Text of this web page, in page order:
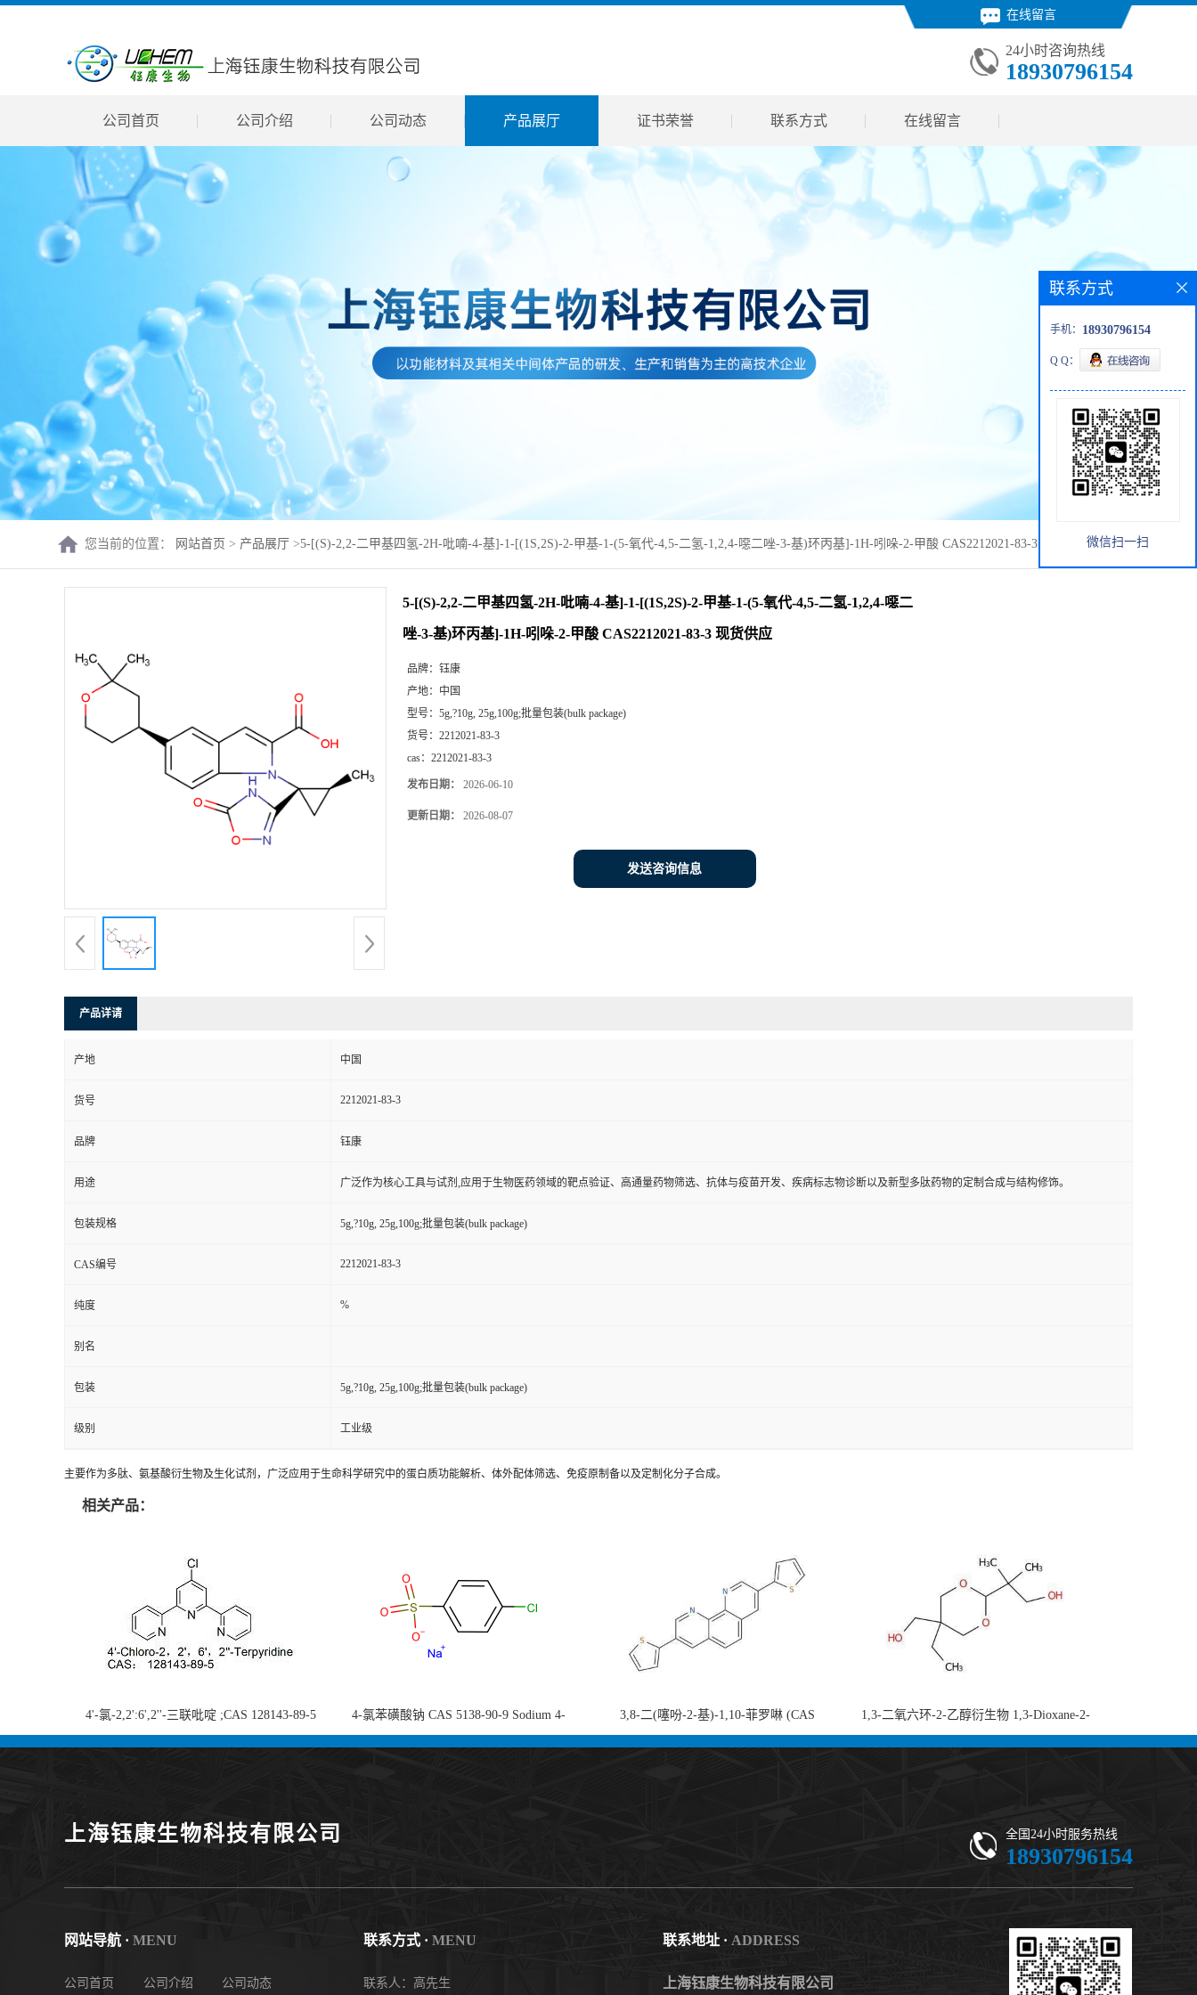
在线留言
24小时咨询热线
18930796154
公司首页 公司介绍 公司动态 产品展厅 证书荣誉 联系方式 在线留言
您当前的位置： 网站首页 > 产品展厅 >5-[(S)-2,2-二甲基四氢-2H-吡喃-4-基]-1-[(1S,2S)-2-甲基-1-(5-氧代-4,5-二氢-1,2,4-噁二唑-3-基)环丙基]-1H-吲哚-2-甲酸 CAS2212021-83-3 现货供应
5-[(S)-2,2-二甲基四氢-2H-吡喃-4-基]-1-[(1S,2S)-2-甲基-1-(5-氧代-4,5-二氢-1,2,4-噁二
唑-3-基)环丙基]-1H-吲哚-2-甲酸 CAS2212021-83-3 现货供应
品牌： 钰康
产地： 中国
型号： 5g,?10g, 25g,100g;批量包装(bulk package)
货号： 2212021-83-3
cas： 2212021-83-3
发布日期： 2026-06-10
更新日期： 2026-08-07
发送咨询信息
产品详请
产地 中国
货号 2212021-83-3
品牌 钰康
用途 广泛作为核心工具与试剂,应用于生物医药领域的靶点验证、高通量药物筛选、抗体与疫苗开发、疾病标志物诊断以及新型多肽药物的定制合成与结构修饰。
包装规格 5g,?10g, 25g,100g;批量包装(bulk package)
CAS编号 2212021-83-3
纯度 %
别名
包装 5g,?10g, 25g,100g;批量包装(bulk package)
级别 工业级
主要作为多肽、氨基酸衍生物及生化试剂，广泛应用于生命科学研究中的蛋白质功能解析、体外配体筛选、免疫原制备以及定制化分子合成。
相关产品：
4'-氯-2,2':6',2''-三联吡啶 ;CAS 128143-89-5
;4'-Chloro-2,2':6',2''-terpyridine;4-
4-氯苯磺酸钠 CAS 5138-90-9 Sodium 4-
chlorobenzenesulfonate 黄金产品 高纯度现货
3,8-二(噻吩-2-基)-1,10-菲罗啉 (CAS
753491-32-6)1,10-Phenanthroline, 3,8-di-2-
1,3-二氧六环-2-乙醇衍生物 1,3-Dioxane-2-
ethanol, 5-ethyl-5-(hydroxymethyl)-β,β-
联系方式
手机： 18930796154
Q Q：
微信扫一扫
上海钰康生物科技有限公司 全国24小时服务热线
18930796154
网站导航 · MENU
公司首页 公司介绍 公司动态
联系方式 · MENU
联系人：高先生
联系地址 · ADDRESS
上海钰康生物科技有限公司